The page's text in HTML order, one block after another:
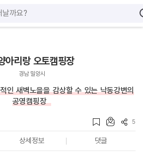
아리랑 오토캠핑장
경남 밀양시
인 새벽노을을 감상할 수 있는 낙동강변의
공영캠핑장
5
상세정보 댓글